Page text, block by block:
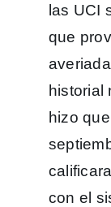
las UCI
que
historial
hizo
con el